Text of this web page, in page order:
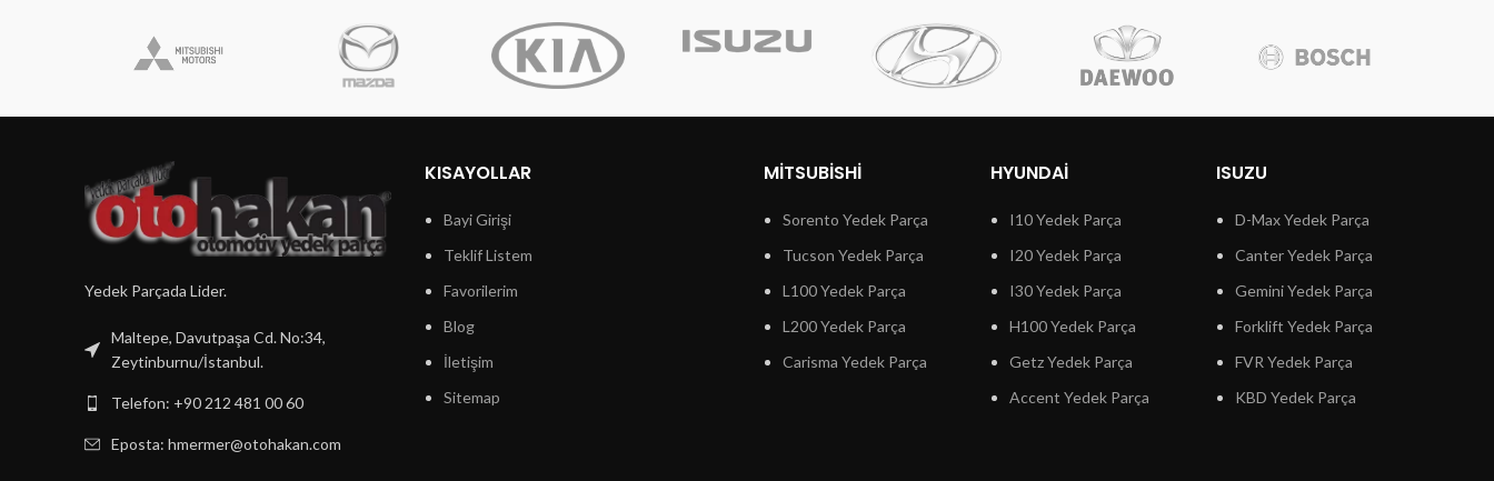
Yedek Parçada Lider.
Maltepe, Davutpaşa Cd. No:34,
Zeytinburnu/İstanbul.
Telefon: +90 212 481 00 60
Eposta: hmermer@otohakan.com
KISAYOLLAR
Bayi Girişi
Teklif Listem
Favorilerim
Blog
İletişim
Sitemap
MITSUBISHI
Sorento Yedek Parça
Tucson Yedek Parça
L100 Yedek Parça
L200 Yedek Parça
Carisma Yedek Parça
HYUNDAI
I10 Yedek Parça
I20 Yedek Parça
I30 Yedek Parça
H100 Yedek Parça
Getz Yedek Parça
Accent Yedek Parça
ISUZU
D-Max Yedek Parça
Canter Yedek Parça
Gemini Yedek Parça
Forklift Yedek Parça
FVR Yedek Parça
KBD Yedek Parça